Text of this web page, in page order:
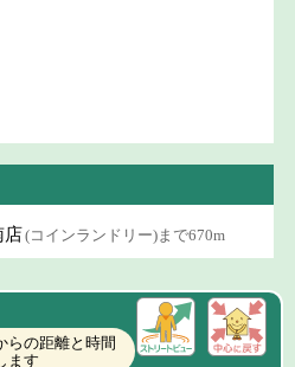
店(コインランドリー)まで670m
らの距離と時間
ます